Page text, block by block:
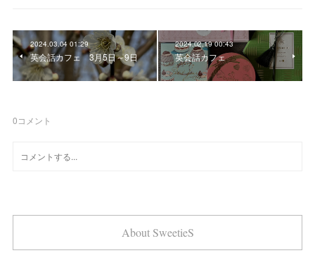
2024.03.04 01:29
英会話カフェ 3月5日～9日
2024.02.19 00:43
英会話カフェ
0コメント
About SweetieS